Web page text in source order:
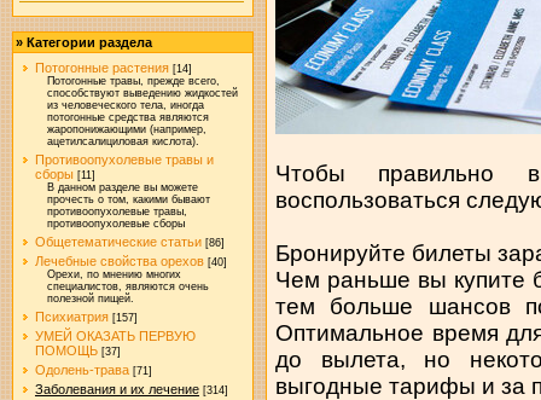
» Категории раздела
Потогонные растения [14]
Потогонные травы, прежде всего,
способствуют выведению жидкостей
из человеческого тела, иногда
потогонные средства являются
жаропонижающими (например,
ацетилсалициловая кислота).
Противоопухолевые травы и
сборы [11]
В данном разделе вы можете
прочесть о том, какими бывают
противоопухолевые травы,
противоопухолевые сборы
Общетематические статьи [86]
Лечебные свойства орехов [40]
Орехи, по мнению многих
специалистов, являются очень
полезной пищей.
Психиатрия [157]
УМЕЙ ОКАЗАТЬ ПЕРВУЮ
ПОМОЩЬ [37]
Одолень-трава [71]
Заболевания и их лечение [314]
Чтобы правильно
воспользоваться
Бронируйте билеты
Чем раньше вы купите
тем больше шансов
Оптимальное время
до вылета, но
выгодные тарифы и за